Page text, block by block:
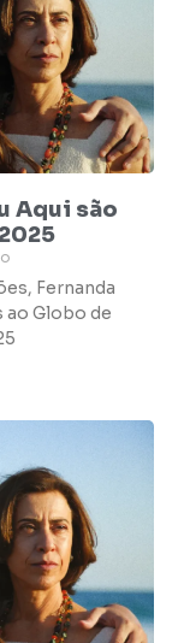
Aqui são
Fernanda
ao Globo de